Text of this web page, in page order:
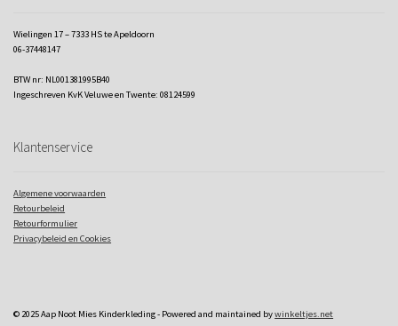
Wielingen 17 – 7333 HS te Apeldoorn
06-37448147
BTW nr: NL001381995B40
Ingeschreven KvK Veluwe en Twente: 08124599
Klantenservice
Algemene voorwaarden
Retourbeleid
Retourformulier
Privacybeleid en Cookies
© 2025 Aap Noot Mies Kinderkleding - Powered and maintained bywinkeltjes.net